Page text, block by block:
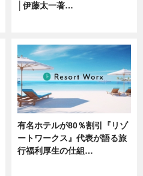
│伊藤太一著…
有名ホテルが80％割引『リゾ
ートワークス』代表が語る旅
行福利厚生の仕組…